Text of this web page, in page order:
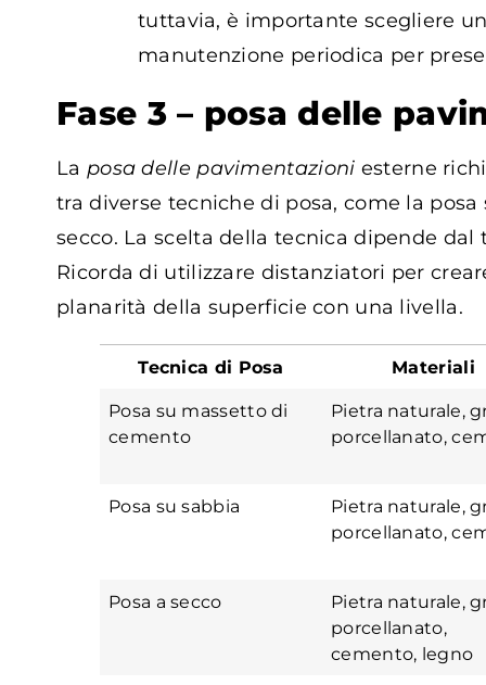
tuttavia, è importante scegliere
manutenzione periodica per
Fase 3 – posa delle
La posa delle pavimentazioni esterne
tra diverse tecniche di posa, come la
secco. La scelta della tecnica dipende
Ricorda di utilizzare distanziatori per
planarità della superficie con una livella.
Tecnica di Posa Materiali
Posa su massetto di
cemento
Pietra naturale,
porcellanato,
Posa su sabbia
Pietra naturale,
porcellanato,
Posa a secco
Pietra naturale,
porcellanato,
cemento, legno